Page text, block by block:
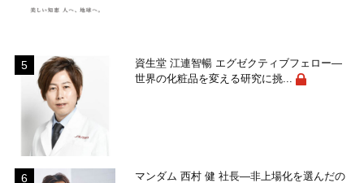
資生堂 江連智暢 エグゼクティブフェロー―
世界の化粧品を変える研究に挑...
マンダム 西村 健 社長―非上場化を選んだの